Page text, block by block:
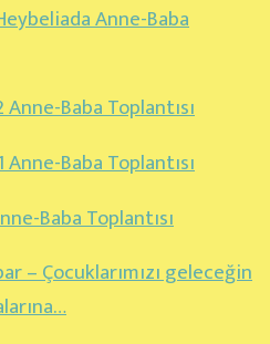
Anne-Baba
Anne-Baba Toplantısı
Anne-Baba Toplantısı
Baba Toplantısı
– Çocuklarımızı geleceğin